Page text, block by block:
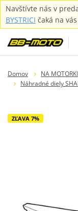
Navštívte nás v
BYSTRICI čaká na
Domov NA
Náhradné diely
ZĽAVA 7%